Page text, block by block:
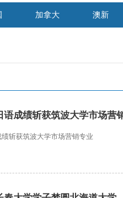
加拿大 澳新
语成绩斩获筑波大学市场营
斩获筑波大学市场营销专业